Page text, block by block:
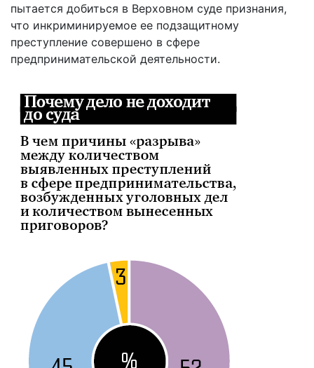
пытается добиться в Верховном суде признания,
что инкриминируемое ее подзащитному
преступление совершено в сфере
предпринимательской деятельности.